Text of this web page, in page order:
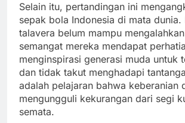
Selain itu, pertandingan ini
sepak bola Indonesia di mata dunia.
talavera belum mampu
semangat mereka mendapat
menginspirasi generasi muda untuk
dan tidak takut menghadapi
adalah pelajaran bahwa keberanian
mengungguli kekurangan dari segi
semata.